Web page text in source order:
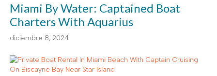
Miami By Water: Captained Boat
Charters With Aquarius
diciembre 8, 2024